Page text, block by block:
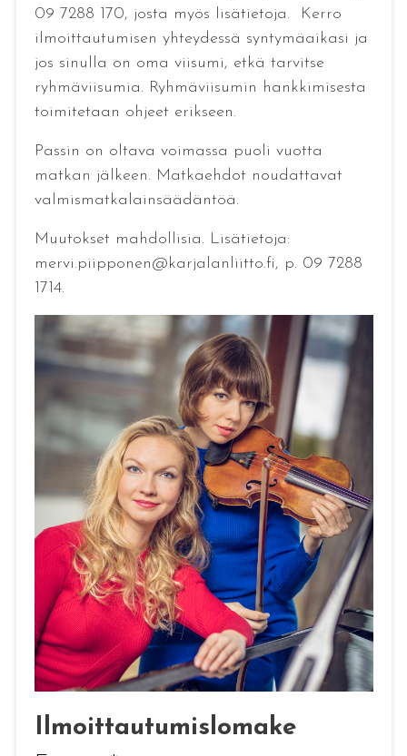
09 7288 170, josta myös lisätietoja. Kerro
ilmoittautumisen yhteydessä syntymäaikasi ja
jos sinulla on oma viisumi, etkä tarvitse
ryhmäviisumia. Ryhmäviisumin hankkimisesta
toimitetaan ohjeet erikseen.
Passin on oltava voimassa puoli vuotta
matkan jälkeen. Matkaehdot noudattavat
valmismatkalainsäädäntöä.
Muutokset mahdollisia. Lisätietoja:
mervi.piipponen@karjalanliitto.fi, p. 09 7288
1714.
Ilmoittautumislomake